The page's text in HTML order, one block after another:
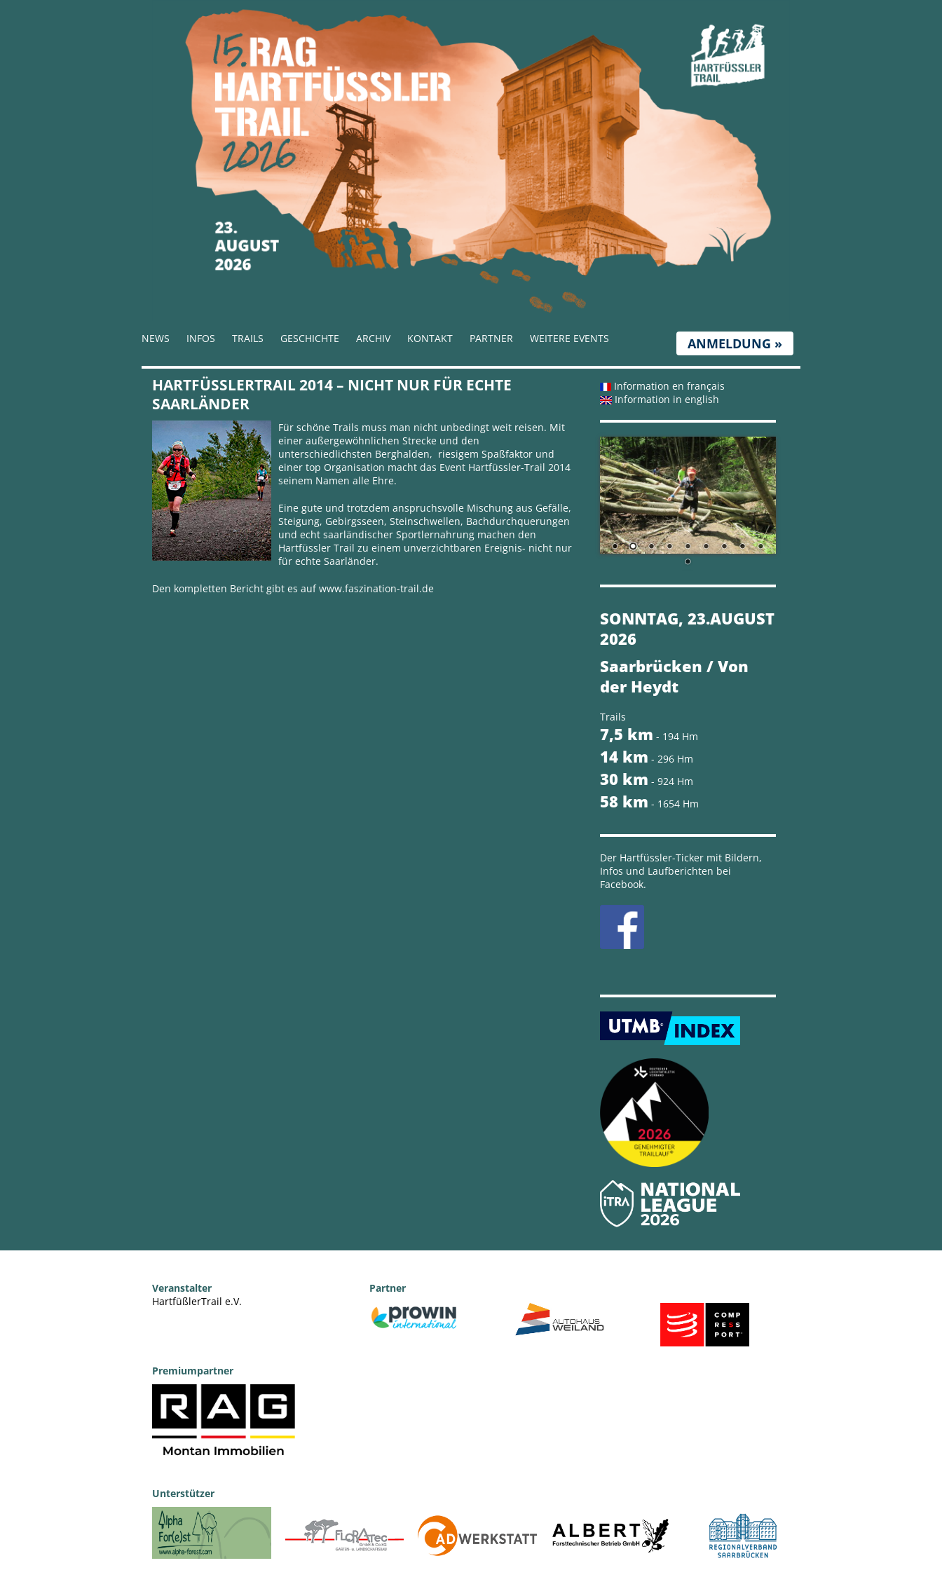
NEWS INFOS TRAILS GESCHICHTE ARCHIV KONTAKT PARTNER WEITERE EVENTS ANMELDUNG »
HARTFÜSSLERTRAIL 2014 – NICHT NUR FÜR ECHTE
SAARLÄNDER
Für schöne Trails muss man nicht unbedingt weit reisen. Mit
einer außergewöhnlichen Strecke und den
unterschiedlichsten Berghalden, riesigem Spaßfaktor und
einer top Organisation macht das Event Hartfüssler-Trail 2014
seinem Namen alle Ehre.
Eine gute und trotzdem anspruchsvolle Mischung aus Gefälle,
Steigung, Gebirgsseen, Steinschwellen, Bachdurchquerungen
und echt saarländischer Sportlernahrung machen den
Hartfüssler Trail zu einem unverzichtbaren Ereignis- nicht nur
für echte Saarländer.
Den kompletten Bericht gibt es aufwww.faszination-trail.de
Information en français
Information in english
SONNTAG, 23.AUGUST
2026
Saarbrücken / Von
der Heydt
Trails
7,5 km - 194 Hm
14 km - 296 Hm
30 km - 924 Hm
58 km - 1654 Hm
Der Hartfüssler-Ticker mit Bildern,
Infos und Laufberichten bei
Facebook.
Veranstalter
HartfüßlerTrail e.V.
Premiumpartner
Partner
Unterstützer